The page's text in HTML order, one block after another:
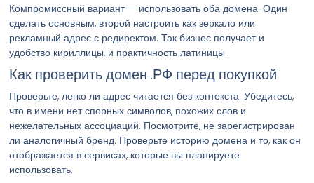
Компромиссный вариант — использовать оба домена. Один
сделать основным, второй настроить как зеркало или
рекламный адрес с редиректом. Так бизнес получает и
удобство кириллицы, и практичность латиницы.
Как проверить домен .РФ перед покупкой
Проверьте, легко ли адрес читается без контекста. Убедитесь,
что в имени нет спорных символов, похожих слов и
нежелательных ассоциаций. Посмотрите, не зарегистрирован
ли аналогичный бренд. Проверьте историю домена и то, как он
отображается в сервисах, которые вы планируете
использовать.